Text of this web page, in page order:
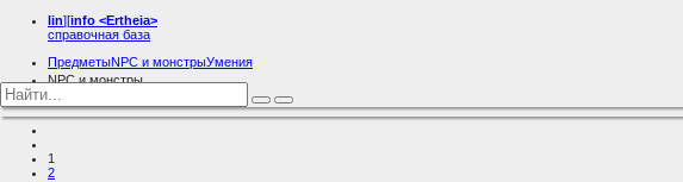
lin][info <Ertheia>
справочная база
ПредметыNPC и монстрыУмения
NPC и монстры
1
2